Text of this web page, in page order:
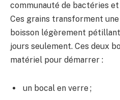
communauté de bactéries
Ces grains transforment une
boisson légèrement
jours seulement. Ces deux
matériel pour démarrer :
un bocal en verre ;